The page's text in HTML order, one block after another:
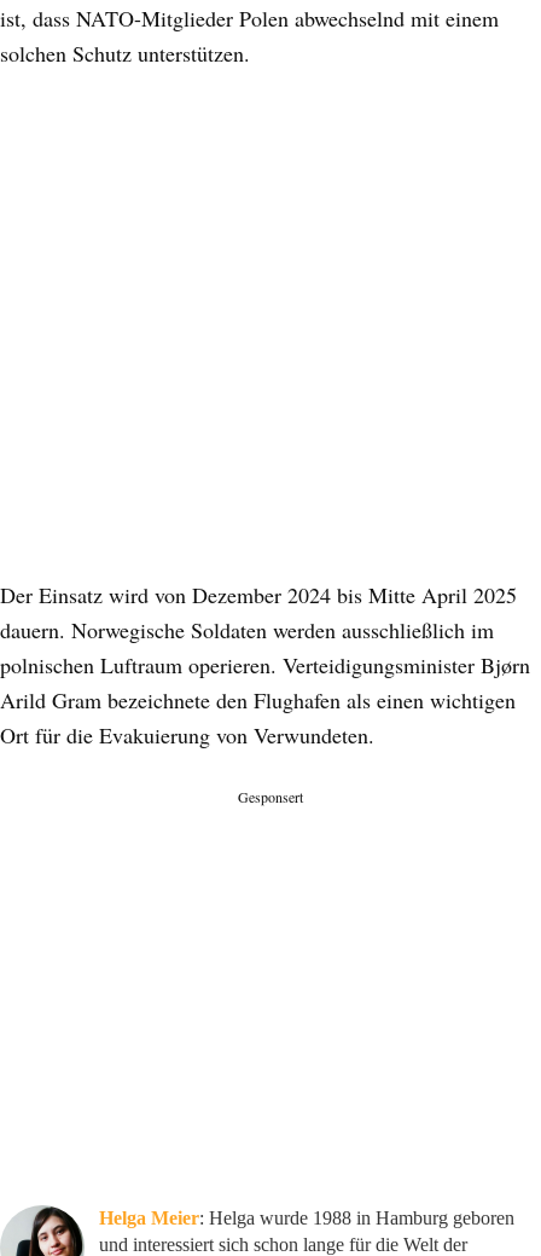
ist, dass NATO-Mitglieder Polen abwechselnd mit einem
solchen Schutz unterstützen.
Der Einsatz wird von Dezember 2024 bis Mitte April 2025
dauern. Norwegische Soldaten werden ausschließlich im
polnischen Luftraum operieren. Verteidigungsminister Bjørn
Arild Gram bezeichnete den Flughafen als einen wichtigen
Ort für die Evakuierung von Verwundeten.
Gesponsert
Helga Meier: Helga wurde 1988 in Hamburg geboren
und interessiert sich schon lange für die Welt der